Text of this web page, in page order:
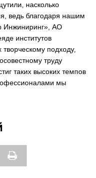
насколько
ведь благодаря нашим
Инжиниринг», АО
институтов
подходу,
труду
таких высоких темпов
мы